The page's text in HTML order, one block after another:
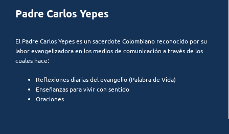
Padre Carlos Yepes
El Padre Carlos Yepes es un sacerdote Colombiano reconocido por su
labor evangelizadora en los medios de comunicación a través de los
cuales hace:
Reflexiones diarias del evangelio (Palabra de Vida)
Enseñanzas para vivir con sentido
Oraciones